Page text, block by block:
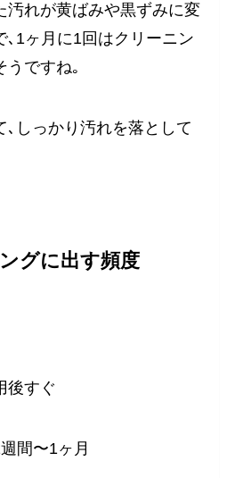
汚れが黄ばみや黒ずみに変
､1ヶ月に1回はクリーニン
うですね｡
､しっかり汚れを落として
グに出す頻度
後すぐ
間〜1ヶ月